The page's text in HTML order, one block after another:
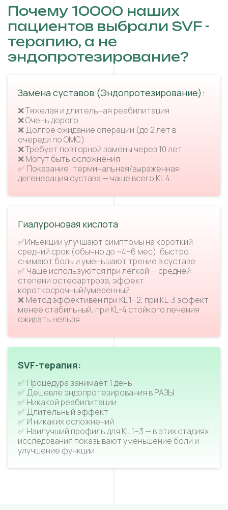
Почему 10000 наших
пациентов выбрали SVF -
терапию, а не
эндопротезирование?
Замена суставов (Эндопротезирование):
❌ Тяжелая и длительная реабилитация
❌ Очень дорого
❌ Долгое ожидание операции (до 2 лет в
очереди по ОМС)
❌ Требует повторной замены через 10 лет
❌ Могут быть осложнения
✅ Показание: терминальная/выраженная
дегенерация сустава — чаще всего KL 4
Гиалуроновая кислота
✅Инъекции улучшают симптомы на короткий –
средний срок (обычно до ~4–6 мес), быстро
снимают боль и уменьшают трение в суставе
✅ Чаще используются при лёгкой — средней
степени остеоартроза, эффект
короткосрочный/умеренный
❌ Метод эффективен при KL 1–2, при KL-3 эффект
менее стабильный, при KL-4 стойкого лечения
ожидать нельзя
SVF-терапия:
✅ Процедура занимает 1 день
✅ Дешевле эндопротезирования в РАЗЫ
✅ Никакой реабилитации
✅ Длительный эффект
✅ И никаких осложнений
✅ Наилучший профиль для KL 1–3 — в этих стадиях
исследования показывают уменьшение боли и
улучшение функции